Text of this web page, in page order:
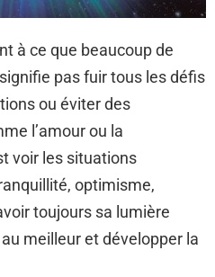
à ce que beaucoup de
pas fuir tous les défis
ou éviter des
l’amour ou la
voir les situations
optimisme,
toujours sa lumière
meilleur et développer la